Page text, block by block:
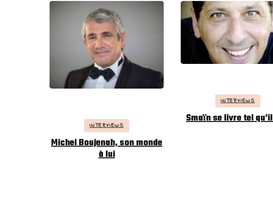
INTERVIEWS
Michel Boujenah, son monde
à lui
INTERVIEWS
Smaïn se livre tel